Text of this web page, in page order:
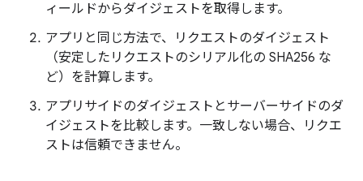
ィールドからダイジェストを取得します。
アプリと同じ方法で、リクエストのダイジェスト
（安定したリクエストのシリアル化の SHA256 な
ど）を計算します。
アプリサイドのダイジェストとサーバーサイドのダ
イジェストを比較します。一致しない場合、リクエ
ストは信頼できません。